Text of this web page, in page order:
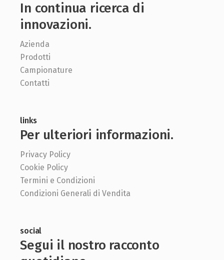
In continua ricerca di
innovazioni.
Azienda
Prodotti
Campionature
Contatti
links
Per ulteriori informazioni.
Privacy Policy
Cookie Policy
Termini e Condizioni
Condizioni Generali di Vendita
social
Segui il nostro racconto